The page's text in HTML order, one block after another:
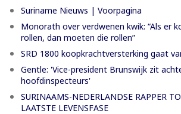
Suriname Nieuws | Voorpagina
Monorath over verdwenen kwik: “Als er
rollen, dan moeten die rollen”
SRD 1800 koopkrachtversterking gaat
Gentle: 'Vice-president Brunswijk zit
hoofdinspecteurs'
SURINAAMS-NEDERLANDSE RAPPER
LAATSTE LEVENSFASE